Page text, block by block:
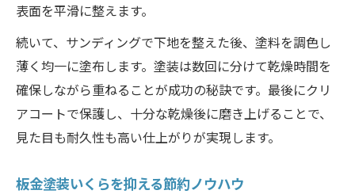
表面を平滑に整えます。
続いて、サンディングで下地を整えた後、塗料を調色し
薄く均一に塗布します。塗装は数回に分けて乾燥時間を
確保しながら重ねることが成功の秘訣です。最後にクリ
アコートで保護し、十分な乾燥後に磨き上げることで、
見た目も耐久性も高い仕上がりが実現します。
板金塗装いくらを抑える節約ノウハウ